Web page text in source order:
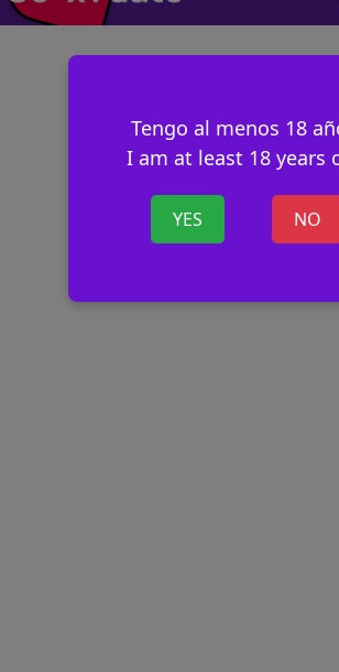
Tengo al menos 18
I am at least 18 years
YES NO